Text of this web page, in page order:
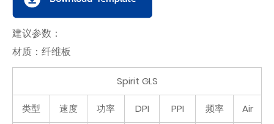
建议参数：
材质：纤维板
Spirit GLS
类型 速度 功率 DPI PPI 频率 Air